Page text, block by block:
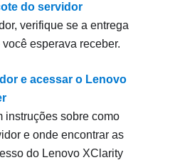
do servidor
verifique se a entrega
esperava receber.
e acessar o Lenovo
instruções sobre como
e onde encontrar as
do Lenovo XClarity